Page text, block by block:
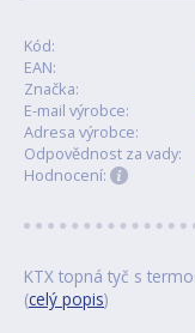
Kód:
EAN:
Značka:
E-mail výrobce:
Adresa výrobce:
Odpovědnost za vady:
Hodnocení:
KTX topná tyč s
(celý popis)